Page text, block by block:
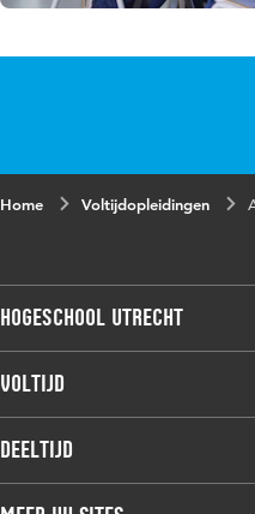
Home Voltijdopleidingen
Hogeschool Utrecht
Voltijdopleidingen
Deeltijdopleidingen
Onderzoek
Voltijd
Associate degree
Bachelor
Deeltijd
Associate degree